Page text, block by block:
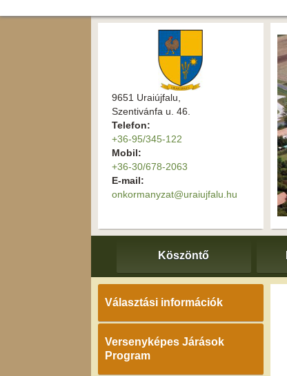
9651 Uraiújfalu,
Szentivánfa u. 46.
Telefon:
+36-95/345-122
Mobil:
+36-30/678-2063
E-mail:
onkormanyzat@uraiujfalu.hu
Köszöntő
Választási információk
Versenyképes Járások
Program